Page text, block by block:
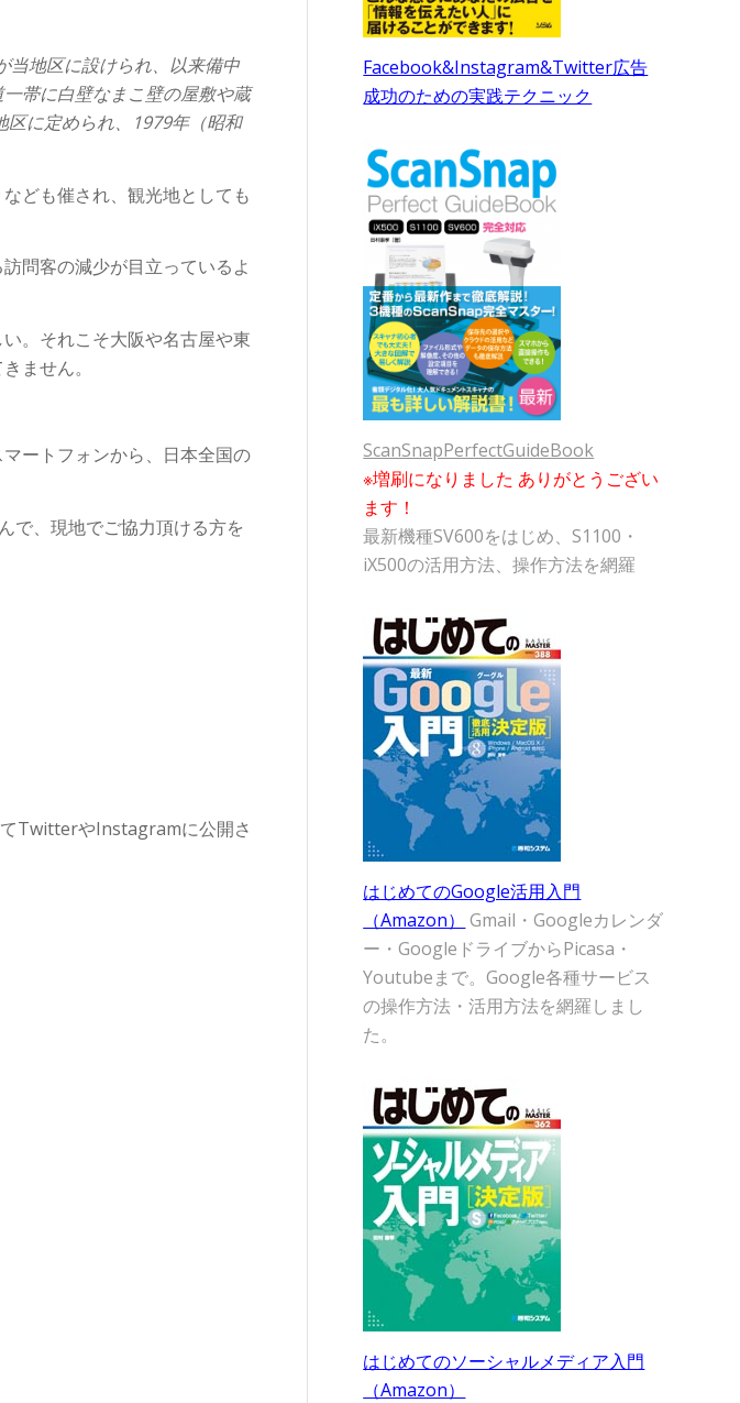
当地区に設けられ、以来備中
帯に白壁なまこ壁の屋敷や蔵
に定められ、1979年（昭和
ども催され、観光地としても
問客の減少が目立っているよ
。それこそ大阪や名古屋や東
ません。
ートフォンから、日本全国の
で、現地でご協力頂ける方を
てTwitterやInstagramに公開さ
Facebook&Instagram&Twitter広告
成功のための実践テクニック
ScanSnapPerfectGuideBook
※増刷になりました ありがとうござい
ます！
最新機種SV600をはじめ、S1100・
iX500の活用方法、操作方法を網羅
はじめてのGoogle活用入門
（Amazon）
Gmail・Googleカレンダ
ー・GoogleドライブからPicasa・
Youtubeまで。Google各種サービス
の操作方法・活用方法を網羅しまし
た。
はじめてのソーシャルメディア入門
（Amazon）